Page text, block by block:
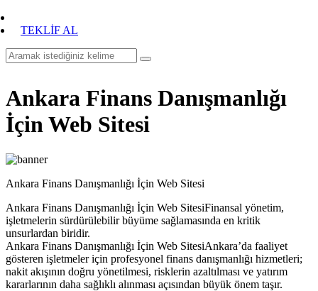
TEKLİF AL
Ankara Finans Danışmanlığı
İçin Web Sitesi
Ankara Finans Danışmanlığı İçin Web Sitesi
Ankara Finans Danışmanlığı İçin Web SitesiFinansal yönetim,
işletmelerin sürdürülebilir büyüme sağlamasında en kritik
unsurlardan biridir.
Ankara Finans Danışmanlığı İçin Web SitesiAnkara’da faaliyet
gösteren işletmeler için profesyonel finans danışmanlığı hizmetleri;
nakit akışının doğru yönetilmesi, risklerin azaltılması ve yatırım
kararlarının daha sağlıklı alınması açısından büyük önem taşır.